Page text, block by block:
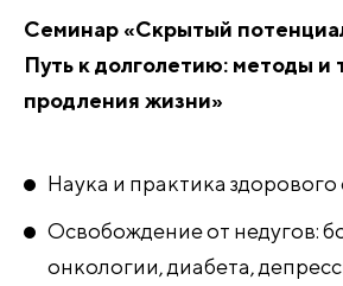
Семинар «Скрытый
Путь к долголетию: методы и
продления жизни»
Наука и практика здорового
Освобождение от недугов:
онкологии, диабета,